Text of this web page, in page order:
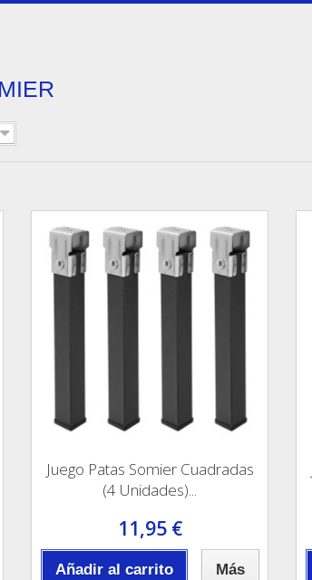
Juego Patas Somier Cuadradas
(4 Unidades)...
11,95 €
Añadir al carrito Más